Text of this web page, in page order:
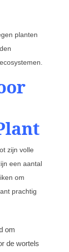
planten
zijn volle
een aantal
om
prachtig
om
de wortels